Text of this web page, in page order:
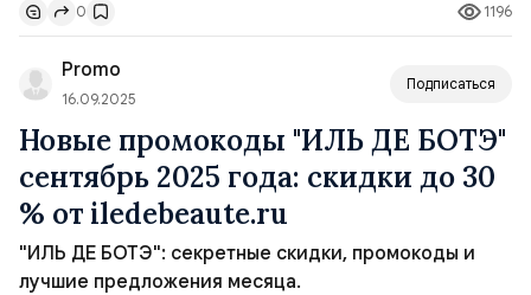
ним прилагается скидка. Именно поэтому я собрал для
вас актуальные промокоды и предложения, которые
можно ...
0 1196
Promo
16.09.2025
Подписаться
Новые промокоды "ИЛЬ ДЕ БОТЭ"
сентябрь 2025 года: скидки до 30
% от iledebeaute.ru
"ИЛЬ ДЕ БОТЭ": секретные скидки, промокоды и
лучшие предложения месяца.